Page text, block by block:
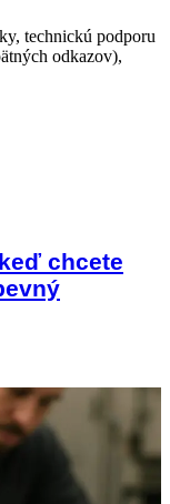
technickú podporu
odkazov),
chcete